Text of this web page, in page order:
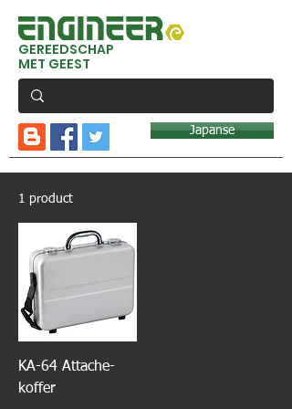
GEREEDSCHAP
MET GEEST
Japanse
1 product
KA-64 Attache-
koffer